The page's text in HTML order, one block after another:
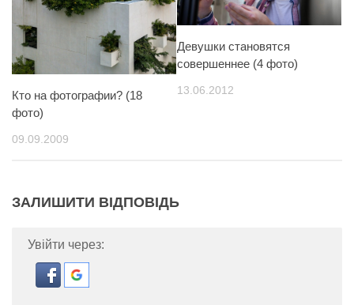
Кто на фотографии? (18
фото)
09.09.2009
Девушки становятся
совершеннее (4 фото)
13.06.2012
ЗАЛИШИТИ ВІДПОВІДЬ
Увійти через: